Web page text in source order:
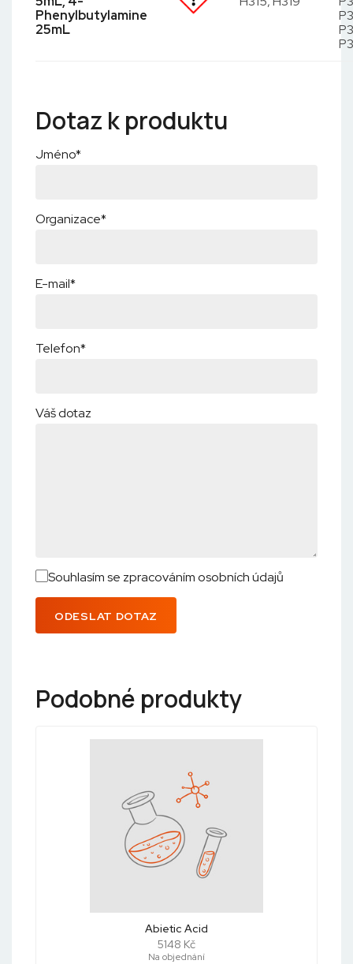
Phenylbutylamine
25mL
Dotaz k produktu
Jméno*
Organizace*
E-mail*
Telefon*
Váš dotaz
Souhlasím se zpracováním osobních údajů
ODESLAT DOTAZ
Podobné produkty
Abietic Acid
5148 Kč
Na objednání